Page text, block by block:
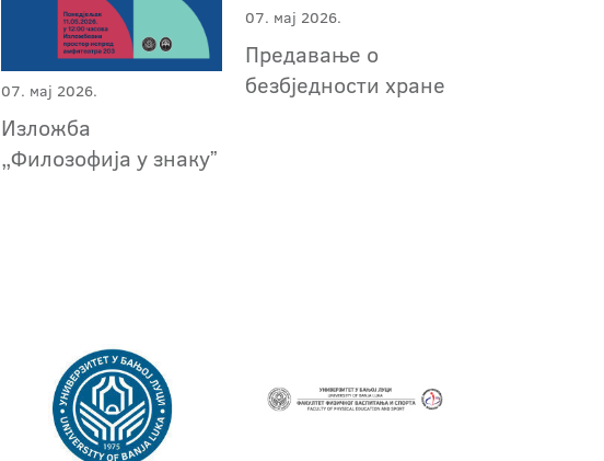
07. мај 2026.
Изложба
„Филозофија у знакуˮ
07. мај 2026.
Предавање о
безбједности хране